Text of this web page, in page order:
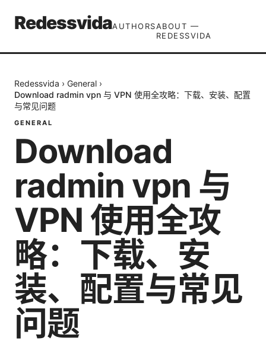
RedessvidaAUTHORSABOUT —
REDESSVIDA
Redessvida › General ›
Download radmin vpn 与 VPN 使用全攻略：下载、安装、配置
与常见问题
GENERAL
Download
radmin vpn 与
VPN 使用全攻
略：下载、安
装、配置与常见
问题